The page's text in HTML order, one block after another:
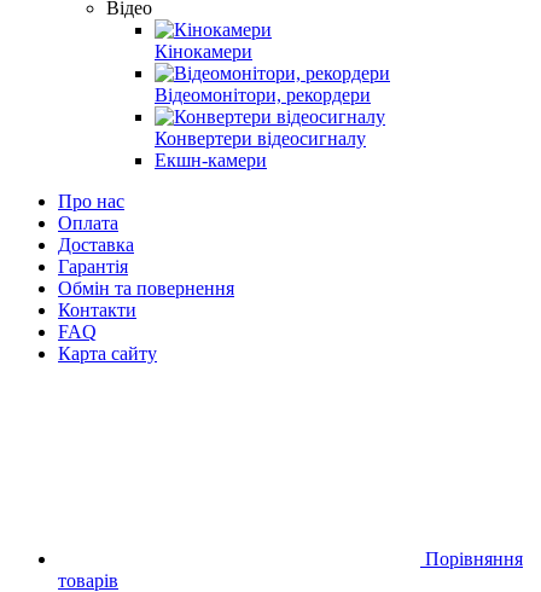
Відео
Кінокамери
Відеомонітори, рекордери
Конвертери відеосигналу
Екшн-камери
Про нас
Оплата
Доставка
Гарантія
Обмін та повернення
Контакти
FAQ
Карта сайту
Порівняння
товарів